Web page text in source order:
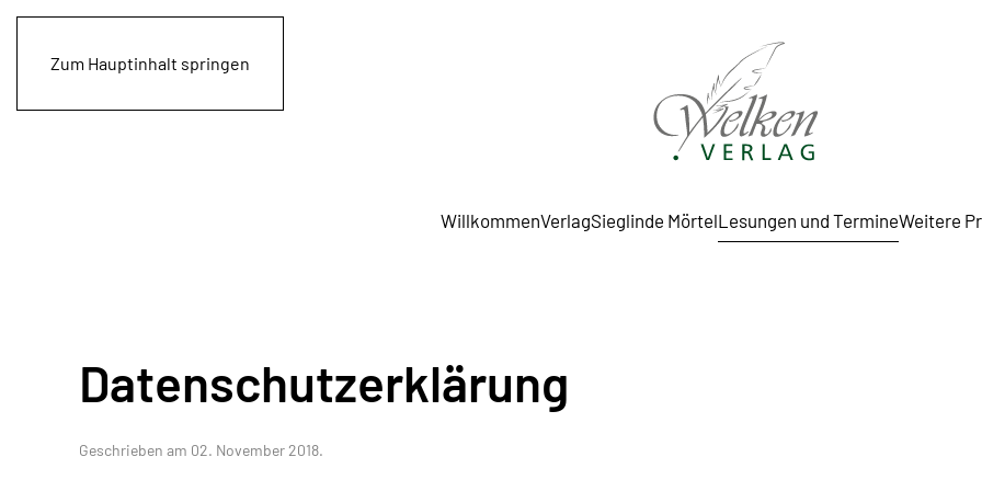
Zum Hauptinhalt springen
WillkommenVerlagSieglinde MörtelLesungen und TermineWeitere
Datenschutzerklärung
Geschrieben am 02. November 2018.